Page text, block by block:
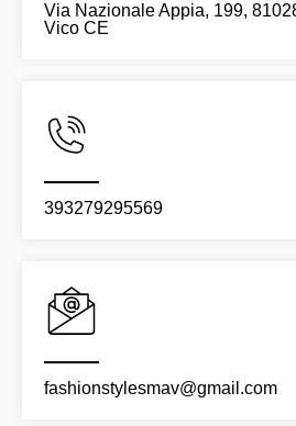
Via Nazionale Appia, 199,
Vico CE
393279295569
fashionstylesmav@gmail.com